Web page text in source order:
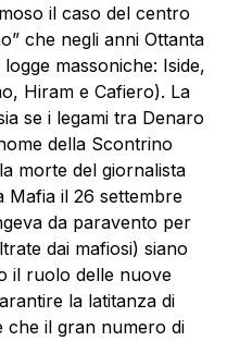
il caso del centro
che negli anni Ottanta
massoniche: Iside,
Hiram e Cafiero). La
se i legami tra Denaro
della Scontrino
morte del giornalista
Mafia il 26 settembre
da paravento per
dai mafiosi) siano
il ruolo delle nuove
la latitanza di
che il gran numero di